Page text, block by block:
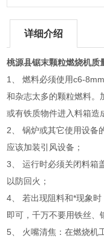
详细介绍
桃源县锯末颗粒燃烧机质
1、 燃料必须使用c6-
和杂志太多的颗粒燃料。
或有铁质物件进入料箱造
2、 锅炉或其它使用设备
应该加装引风设备；
3、 运行时必须关闭料箱
以防回火；
4、 若出现阻料和*现象
即可，千万不要用铁丝、
5、 火嘴清焦：在燃烧机